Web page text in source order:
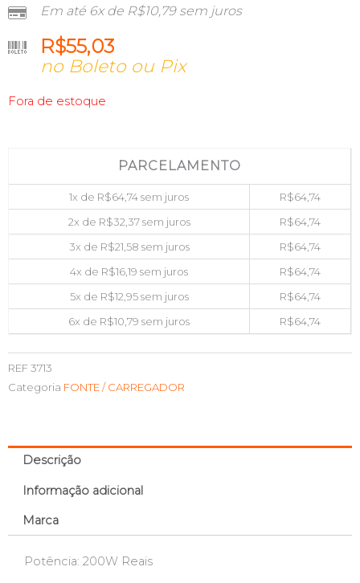
Em até 6x de R$10,79sem juros
R$55,03
no Boleto ou Pix
Fora de estoque
PARCELAMENTO
1x de R$64,74sem juros R$64,74
2x de R$32,37sem juros R$64,74
3x de R$21,58 sem juros R$64,74
4x de R$16,19 sem juros R$64,74
5x de R$12,95sem juros R$64,74
6x de R$10,79 sem juros R$64,74
REF3713
Categoria FONTE / CARREGADOR
Descrição
Informação adicional
Marca
Potência: 200W Reais